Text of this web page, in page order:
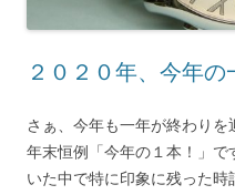
２０２０年、今年の
さぁ、今年も一年が終わり
年末恒例「今年の１本！」
いた中で特に印象に残った